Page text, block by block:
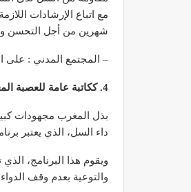
مع اتباع الإرشادات
شهرين من أجل التحسن
– المجتمع المدني : على
4. ككاتبة عامة للعصبة المغربية لمحاربة داء السل، كيف تقيمين جهود المغرب في مجال مكافحة هذه الآفة الصحية؟
بذل المغرب مجهودات
داء السل، الذي يعتبر
ويقوم هذا البرنامج،
والتوعية بعدم وقف